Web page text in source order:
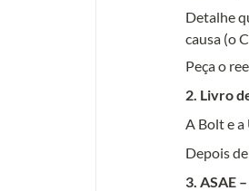
Detalhe
causa (o
2. Livro
A Bolt e
3. ASAE